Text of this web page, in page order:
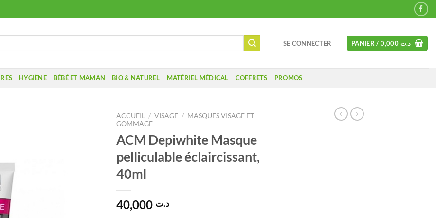
SE CONNECTER PANIER / د.ت
HYGIÈNE BÉBÉ ET MAMAN BIO & NATUREL MATÉRIEL MÉDICAL COFFRETS PROMOS
ACCUEIL / VISAGE / MASQUES VISAGE ET
GOMMAGE
ACM Depiwhite Masque
pelliculable éclaircissant,
40ml
د.ت